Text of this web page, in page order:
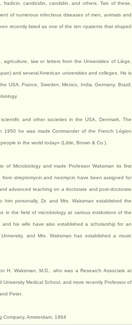
candicidin, candidin, and others. Two of these,
of numerous infectious diseases of men, animals and
recently listed as one of the ten «patents that shaped
law or letters from the Universities of Liège,
and several American universities and colleges. He is
USA, France, Sweden, Mexico, India, Germany, Brazil,
and other societies in the USA, Denmark, The
1950 he was made Commander of the French Légion
in the world today» (Little, Brown & Co.).
of Microbiology and made Professor Waksman its first
streptomycin and neomycin have been assigned for
advanced teaching on a doctorate and post-doctorate
personally, Dr. and Mrs. Waksman established the
in the field of microbiology at various institutions of the
his wife have also established a scholarship for an
and Mrs. Waksman has established a music
H. Waksman, M.D., who was a Research Associate at
Medical School, and more recently Professor of
Peter.
Company, Amsterdam, 1964